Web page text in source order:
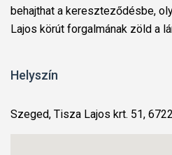
behajthat a kereszteződésbe,
Lajos körút forgalmának zöld a
Helyszín
Szeged, Tisza Lajos krt. 51,